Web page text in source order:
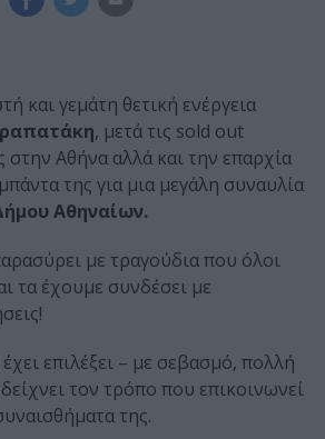
και γεμάτη θετική ενέργεια
, μετά τις sold out
στην Αθήνα αλλά και την επαρχία
της για μια μεγάλη συναυλία
Αθηναίων.
με τραγούδια που όλοι
τα έχουμε συνδέσει με
επιλέξει – με σεβασμό, πολλή
τον τρόπο που επικοινωνεί
της.